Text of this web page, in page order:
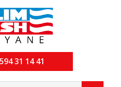
31 14 41